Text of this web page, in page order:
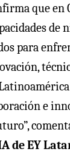
que en
de
para
e
de EY